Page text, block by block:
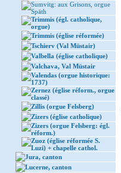
Sumvitg: aux Grisons, orgue
Späth
Trimmis (égl. catholique,
orgue)
Trimmis (église réformée)
Tschierv (Val Müstair)
Valbella (église catholique)
Valchava, Val Müstair
Valendas (orgue historique:
1737)
Zernez (église réform., orgue
classé)
Zillis (orgue Felsberg)
Zizers (église catholique)
Zizers (orgue Felsberg: égl.
réform.)
Zuoz (église réformée S.
Luzi) + chapelle cathol.
Jura, canton
Lucerne, canton